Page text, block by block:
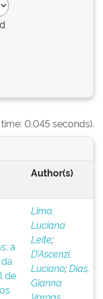
0.045 seconds).
Author(s)
a
de
Lima,
Luciana
Leite;
D’Ascenzi,
Luciano;Dias,
Gianna